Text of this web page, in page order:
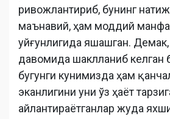
ривожлантириб, бунинг
маънавий, ҳам моддий
уйғунлигида яшашган.
давомида шаклланиб келган
бугунги кунимизда ҳам
эканлигини уни ўз ҳаёт
айлантираётганлар жуда